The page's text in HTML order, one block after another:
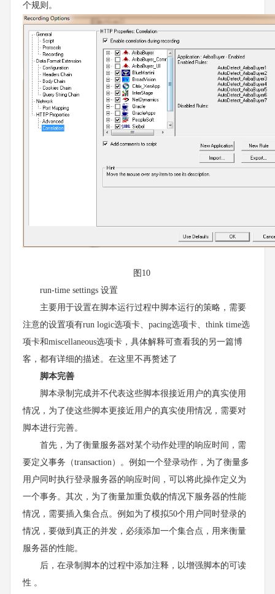
个规则。
图10
run-time settings 设置
主要用于设置在脚本运行过程中脚本运行的策略，需要
注意的设置项有run logic选项卡、pacing选项卡、think time选
项卡和miscellaneous选项卡，具体解释可查看我的另一篇博
客，都有详细的描述。在这里不再赘述了
脚本完善
脚本录制完成并不代表这些脚本很接近用户的真实使用
情况，为了使这些脚本更接近用户的真实使用情况，需要对
脚本进行完善。
首先，为了衡量服务器对某个动作处理的响应时间，需
要定义事务（transaction）。例如一个登录动作，为了衡量多
用户同时执行登录服务器的响应时间，可以将此操作定义为
一个事务。其次，为了衡量加重负载的情况下服务器的性能
情况，需要插入集合点。例如为了模拟50个用户同时登录的
情况，要做到真正的并发，必须添加一个集合点，用来衡量
服务器的性能。
后，在录制脚本的过程中添加注释，以增强脚本的可读
性 。